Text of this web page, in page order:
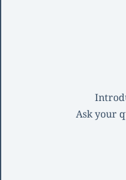
Ask your